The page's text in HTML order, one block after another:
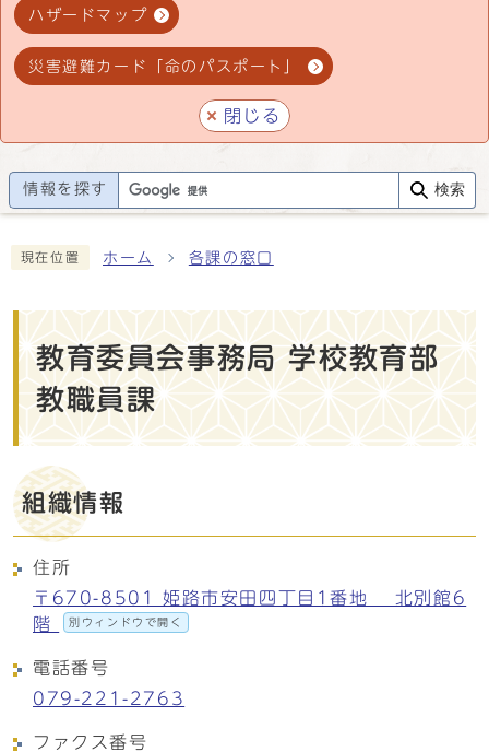
ハザードマップ
災害避難カード「命のパスポート」
閉じる
情報を探す 検索
現在位置 ホーム 各課の窓口
教育委員会事務局 学校教育部
教職員課
組織情報
住所
〒670-8501 姫路市安田四丁目1番地 北別館6
階
別ウィンドウで開く
電話番号
079-221-2763
ファクス番号